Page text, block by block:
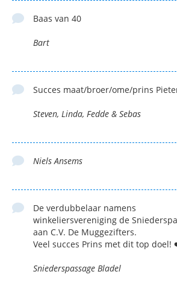
Baas van 40
Bart
Succes maat/broer/ome/prins
Steven, Linda, Fedde & Sebas
Niels Ansems
De verdubbelaar namens
winkeliersvereniging de
aan C.V. De Muggezifters.
Veel succes Prins met dit top doel!
Sniederspassage Bladel